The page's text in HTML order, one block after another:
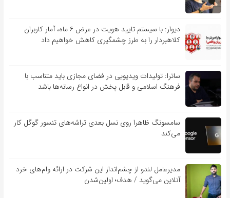
دیوار: با سیستم تایید هویت در عرض ۶ ماه، آمار کاربران
کلاهبردار را به طرز چشمگیری کاهش خواهیم داد
ساترا: تولیدات ویدیویی در فضای مجازی باید متناسب با
فرهنگ اسلامی و قابل پخش در انواع رسانه‌ها باشد
سامسونگ ظاهرا روی نسل بعدی تراشه‌های تنسور گوگل کار
می‌کند
مدیرعامل لندو از چشم‌انداز این شرکت در ارائه وام‌های خرد
آنلاین می‌گوید / هدف؛ اولین‌شدن